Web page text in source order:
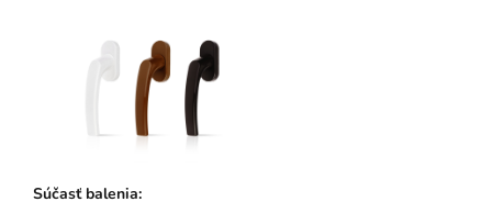
Súčasť balenia: